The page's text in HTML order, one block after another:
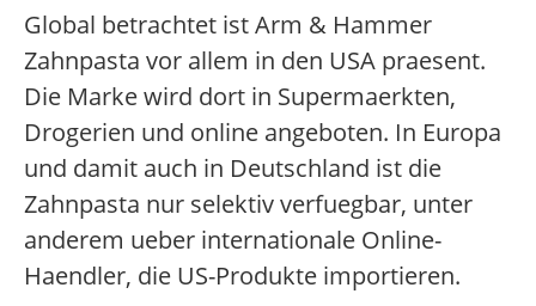
Global betrachtet ist Arm & Hammer
Zahnpasta vor allem in den USA praesent.
Die Marke wird dort in Supermaerkten,
Drogerien und online angeboten. In Europa
und damit auch in Deutschland ist die
Zahnpasta nur selektiv verfuegbar, unter
anderem ueber internationale Online-
Haendler, die US-Produkte importieren.